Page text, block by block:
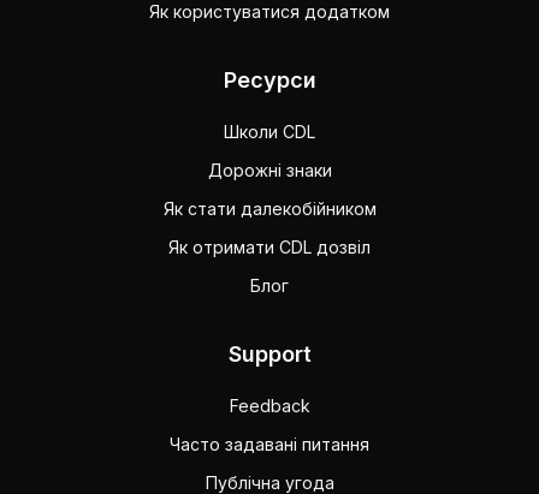
Як користуватися додатком
Ресурси
Школи CDL
Дорожні знаки
Як стати далекобійником
Як отримати CDL дозвіл
Блог
Support
Feedback
Часто задавані питання
Публічна угода